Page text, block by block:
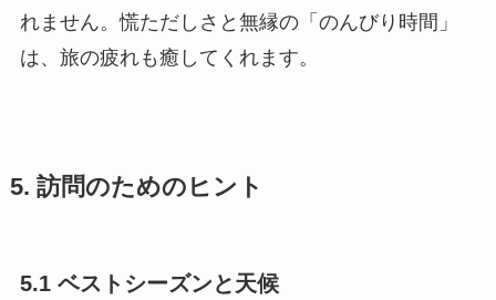
れません。慌ただしさと無縁の「のんびり時間」
は、旅の疲れも癒してくれます。
5. 訪問のためのヒント
5.1 ベストシーズンと天候